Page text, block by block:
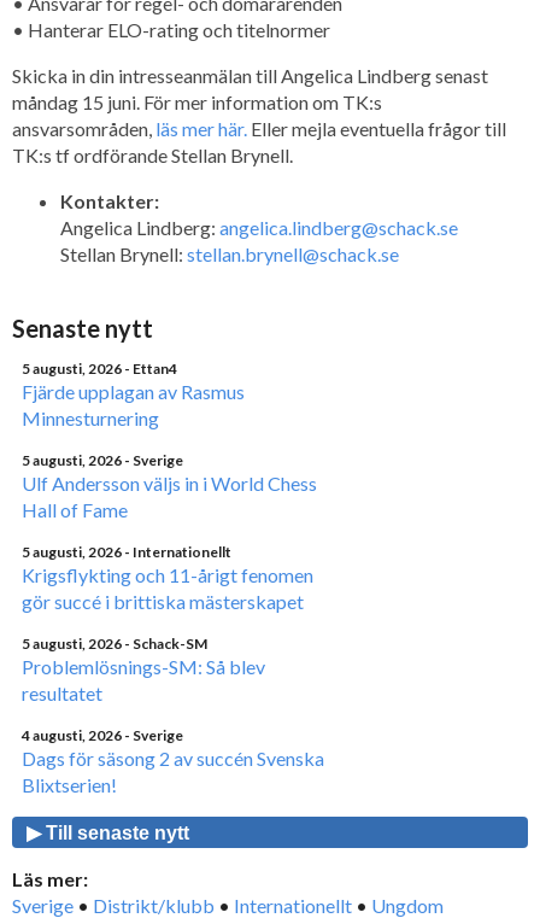
• Hanterar ELO-rating och titelnormer
Skicka in din intresseanmälan till Angelica Lindberg senast
måndag 15 juni. För mer information om TK:s
ansvarsområden, läs mer här. Eller mejla eventuella frågor till
TK:s tf ordförande Stellan Brynell.
Kontakter:
Angelica Lindberg: angelica.lindberg@schack.se
Stellan Brynell: stellan.brynell@schack.se
Senaste nytt
5 augusti, 2026 - Ettan4
Fjärde upplagan av Rasmus
Minnesturnering
5 augusti, 2026 - Sverige
Ulf Andersson väljs in i World Chess
Hall of Fame
5 augusti, 2026 - Internationellt
Krigsflykting och 11-årigt fenomen
gör succé i brittiska mästerskapet
5 augusti, 2026 - Schack-SM
Problemlösnings-SM: Så blev
resultatet
4 augusti, 2026 - Sverige
Dags för säsong 2 av succén Svenska
Blixtserien!
▶ Till senaste nytt
Läs mer:
Sverige • Distrikt/klubb • Internationellt • Ungdom